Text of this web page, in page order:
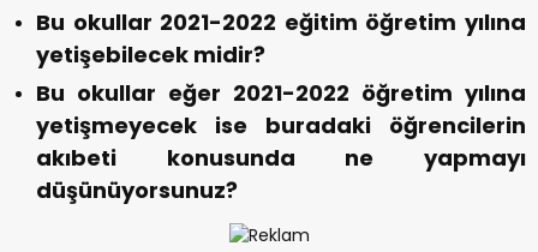
Bu okullar 2021-2022 eğitim öğretim yılına
yetişebilecek midir?
Bu okullar eğer 2021-2022 öğretim yılına
yetişmeyecek ise buradaki öğrencilerin
akıbeti konusunda ne yapmayı
düşünüyorsunuz?